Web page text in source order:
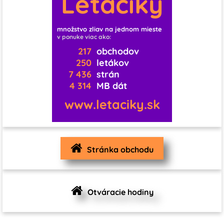
0 0
0
1
0 0 0
1 0 0
0 0 0
množstvo zliav na jednom mieste
v ponuke viac ako:
217 obchodov
250 letákov
7 436 strán
4 314 MB dát
www.letaciky.sk
Stránka obchodu
Otváracie hodiny